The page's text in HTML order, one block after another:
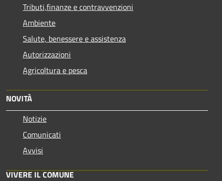
Tributi,finanze e contravvenzioni
Ambiente
Salute, benessere e assistenza
Autorizzazioni
Agricoltura e pesca
NOVITÀ
Notizie
Comunicati
Avvisi
VIVERE IL COMUNE